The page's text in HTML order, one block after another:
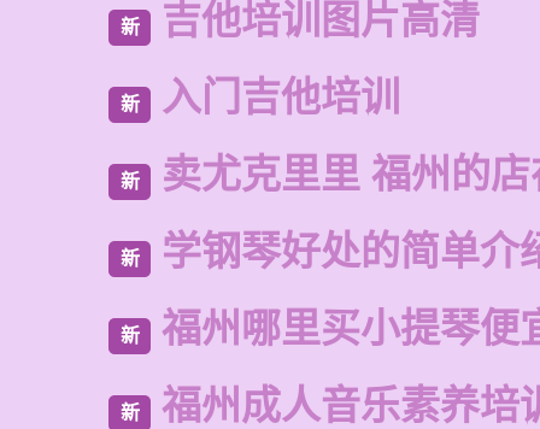
新 吉他培训图片高清
新 入门吉他培训
新 卖尤克里里 福州的
新 学钢琴好处的简单介
新 福州哪里买小提琴便
新 福州成人音乐素养培